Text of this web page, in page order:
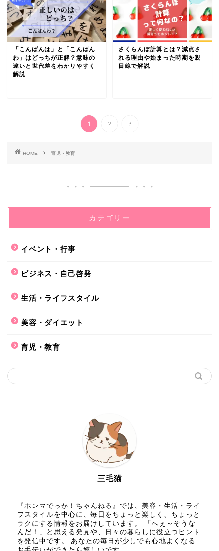
「こんばんは」と「こんばん
わ」はどっちが正解？意味の
違いと世代差をわかりやすく
解説
さくらんぼ計算とは？減点さ
れる理由や始まった時期を親
目線で解説
1 2 3
HOME 育児・教育
カテゴリー
イベント・行事
ビジネス・自己啓発
生活・ライフスタイル
美容・ダイエット
育児・教育
三毛猫
『ホンマでっか！ちゃんねる』では、美容・生活・ライ
フスタイルを中心に、毎日をちょっと楽しく、ちょっと
ラクにする情報をお届けしています。 「へぇ～そうな
んだ！」と思える発見や、日々の暮らしに役立つヒント
を発信中です。 あなたの毎日が少しでも心地よくなる